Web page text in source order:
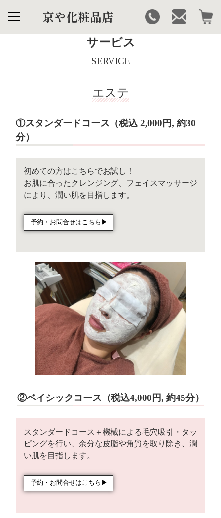
京や化粧品店
サービス
SERVICE
エステ
①スタンダードコース（税込 2,000円, 約30
分）
初めての方はこちらでお試し！
お肌に合ったクレンジング、フェイスマッサージ
により、潤い肌を目指します。
予約・お問合せはこちら▶︎
②ベイシックコース（税込4,000円, 約45分）
スタンダードコース＋機械による毛穴吸引・タッ
ピングを行い、余分な皮脂や角質を取り除き、潤
い肌を目指します。
予約・お問合せはこちら▶︎